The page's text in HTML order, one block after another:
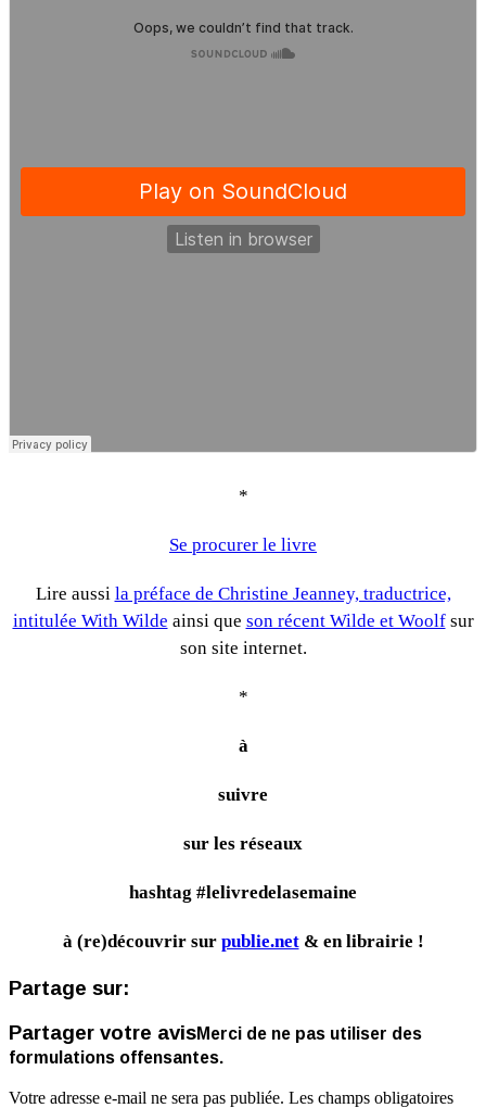
*
Se procurer le livre
Lire aussi la préface de Christine Jeanney, traductrice,
intitulée With Wilde ainsi que son récent Wilde et Woolfsur
son site internet.
*
à
suivre
sur les réseaux
hashtag #lelivredelasemaine
à (re)découvrir sur publie.net& en librairie !
Partage sur:
Partager votre avisMerci de ne pas utiliser des
formulations offensantes.
Votre adresse e-mail ne sera pas publiée. Les champs obligatoires